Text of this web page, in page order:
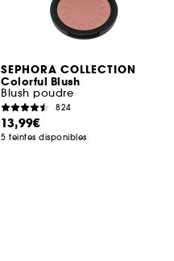
SEPHORA COLLECTION
Colorful Blush
Blush poudre
824
13,99€
5 teintes disponibles